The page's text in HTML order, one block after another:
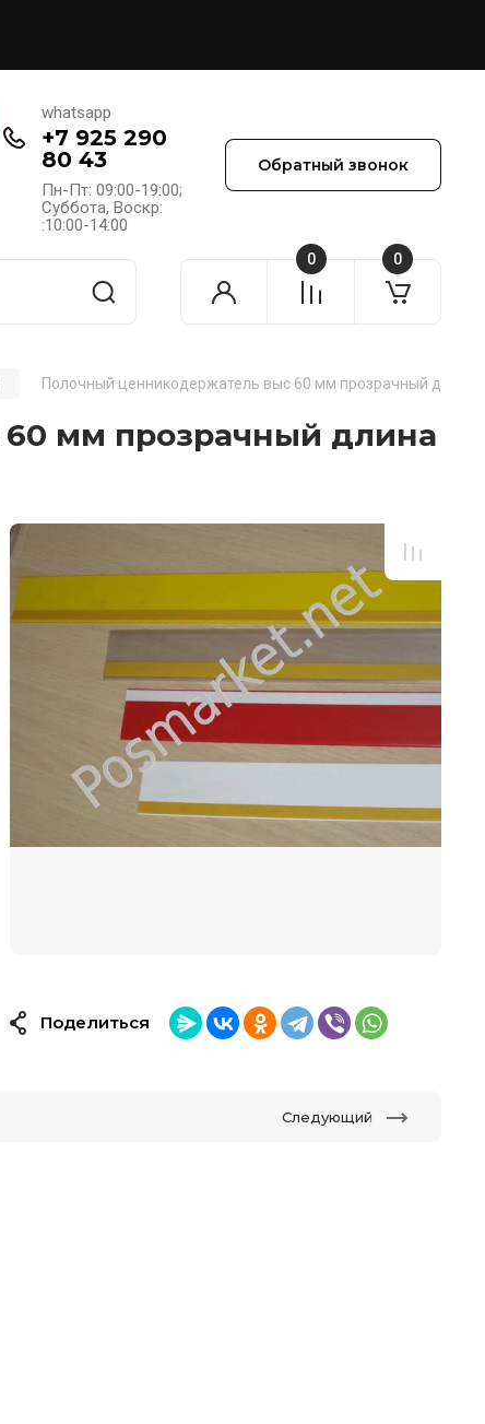
whatsapp
+7 925 290
80 43
Пн-Пт: 09:00-19:00;
Cуббота, Воскр:
:10:00-14:00
Обратный звонок
0 0
Полочный ценникодержатель выс 60 мм прозрачный длина
мм прозрачный длина
Поделиться
Следующий